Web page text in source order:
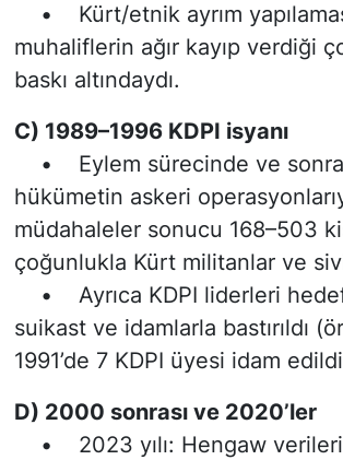
• Kürt/etnik ayrım
muhaliflerin ağır kayıp verdiği
baskı altındaydı.
C) 1989–1996 KDPI isyanı
• Eylem sürecinde ve
hükümetin askeri
müdahaleler sonucu 168–503
çoğunlukla Kürt militanlar ve
• Ayrıca KDPI liderleri hedef
suikast ve idamlarla bastırıldı
1991’de 7 KDPI üyesi idam
D) 2000 sonrası ve 2020’ler
• 2023 yılı: Hengaw